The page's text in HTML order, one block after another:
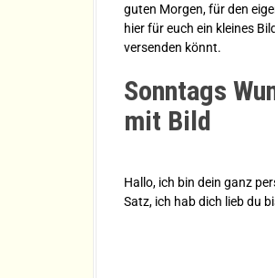
guten Morgen, für den
hier für euch ein kleines
versenden könnt.
Sonntags
mit Bild
Hallo, ich bin dein ganz
Satz, ich hab dich lieb du